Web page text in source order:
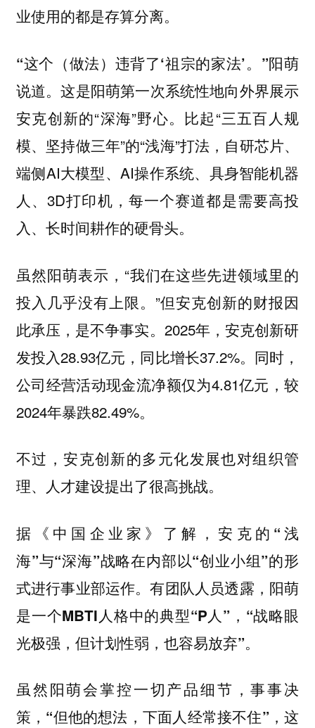
业使用的都是存算分离。
“这个（做法）违背了‘祖宗的家法’。”阳萌
说道。这是阳萌第一次系统性地向外界展示
安克创新的“深海”野心。比起“三五百人规
模、坚持做三年”的“浅海”打法，自研芯片、
端侧AI大模型、AI操作系统、具身智能机器
人、3D打印机，每一个赛道都是需要高投
入、长时间耕作的硬骨头。
虽然阳萌表示，“我们在这些先进领域里的
投入几乎没有上限。”但安克创新的财报因
此承压，是不争事实。2025年，安克创新研
发投入28.93亿元，同比增长37.2%。同时，
公司经营活动现金流净额仅为4.81亿元，较
2024年暴跌82.49%。
不过，安克创新的多元化发展也对组织管
理、人才建设提出了很高挑战。
据《中国企业家》了解，安克的“浅
海”与“深海”战略在内部以“创业小组”的形
式进行事业部运作。有团队人员透露，阳萌
是一个MBTI人格中的典型“P人”，“战略眼
光极强，但计划性弱，也容易放弃”。
虽然阳萌会掌控一切产品细节，事事决
策，“但他的想法，下面人经常接不住”，这